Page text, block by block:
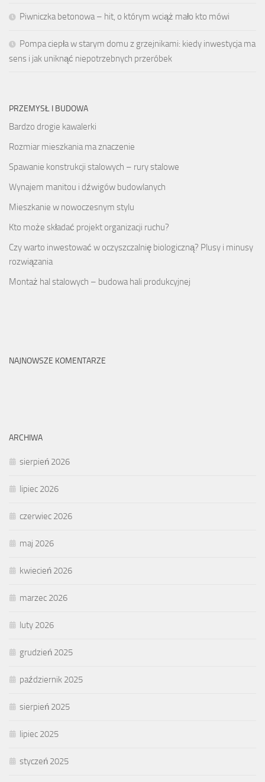
Piwniczka betonowa – hit, o którym wciąż mało kto mówi
Pompa ciepła w starym domu z grzejnikami: kiedy inwestycja ma
sens i jak uniknąć niepotrzebnych przeróbek
PRZEMYSŁ I BUDOWA
Bardzo drogie kawalerki
Rozmiar mieszkania ma znaczenie
Spawanie konstrukcji stalowych – rury stalowe
Wynajem manitou i dźwigów budowlanych
Mieszkanie w nowoczesnym stylu
Kto może składać projekt organizacji ruchu?
Czy warto inwestować w oczyszczalnię biologiczną? Plusy i minusy
rozwiązania
Montaż hal stalowych – budowa hali produkcyjnej
NAJNOWSZE KOMENTARZE
ARCHIWA
sierpień 2026
lipiec 2026
czerwiec 2026
maj 2026
kwiecień 2026
marzec 2026
luty 2026
grudzień 2025
październik 2025
sierpień 2025
lipiec 2025
styczeń 2025